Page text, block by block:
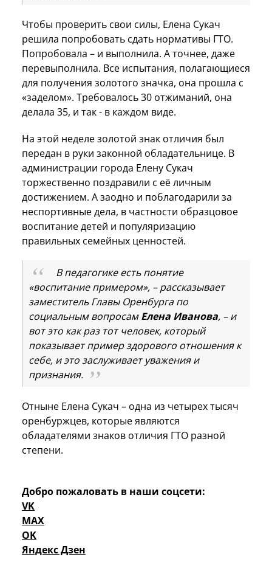
Чтобы проверить свои силы, Елена Сукач
решила попробовать сдать нормативы ГТО.
Попробовала – и выполнила. А точнее, даже
перевыполнила. Все испытания, полагающиеся
для получения золотого значка, она прошла с
«заделом». Требовалось 30 отжиманий, она
делала 35, и так - в каждом виде.
На этой неделе золотой знак отличия был
передан в руки законной обладательнице. В
администрации города Елену Сукач
торжественно поздравили с её личным
достижением. А заодно и поблагодарили за
неспортивные дела, в частности образцовое
воспитание детей и популяризацию
правильных семейных ценностей.
В педагогике есть понятие
«воспитание примером», – рассказывает
заместитель Главы Оренбурга по
социальным вопросамЕлена Иванова, – и
вот это как раз тот человек, который
показывает пример здорового отношения к
себе, и это заслуживает уважения и
признания.
Отныне Елена Сукач – одна из четырех тысяч
оренбуржцев, которые являются
обладателями знаков отличия ГТО разной
степени.
Добро пожаловать в наши соцсети:
VK
MAX
OK
Яндекс Дзен